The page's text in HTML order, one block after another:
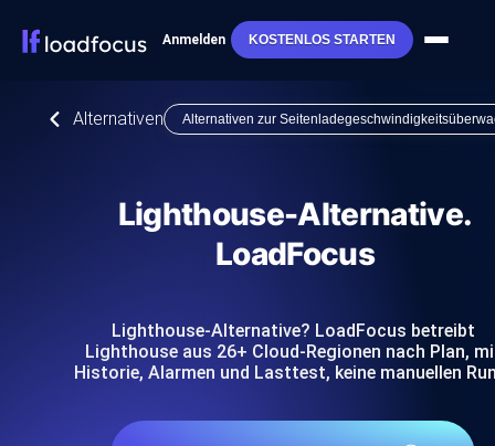
Anmelden KOSTENLOS STARTEN
Alternativen Alternativen zur
Lighthouse-Alternative.
LoadFocus
Lighthouse-Alternative? LoadFocus betreibt
Lighthouse aus 26+ Cloud-Regionen nach Plan,
Historie, Alarmen und Lasttest, keine manuellen